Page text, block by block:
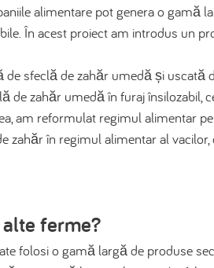
alimentare pot genera o gamă
În acest proiect am introdus un
de sfeclă de zahăr umedă și
de zahăr umedă în furaj însilozabil,
am reformulat regimul alimentar
zahăr în regimul alimentar al
ferme?
folosi o gamă largă de produse